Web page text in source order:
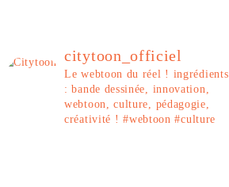
citytoon_officiel
Le webtoon du réel ! ingrédients
: bande dessinée, innovation,
webtoon, culture, pédagogie,
créativité ! #webtoon #culture